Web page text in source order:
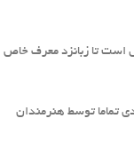
تلاش است تا زبانزد معرف خاص
تماما توسط هنرمندان